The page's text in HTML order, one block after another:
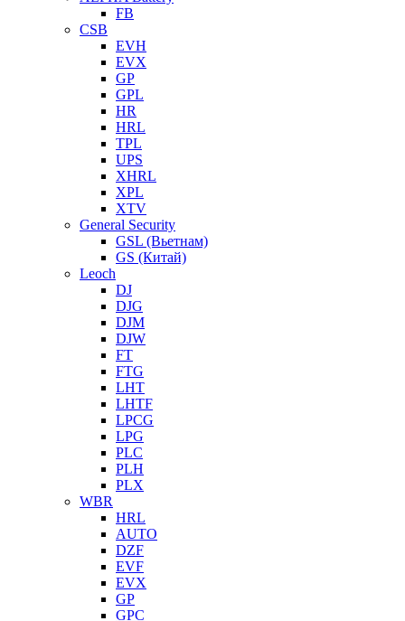
FB
CSB
EVH
EVX
GP
GPL
HR
HRL
TPL
UPS
XHRL
XPL
XTV
General Security
GSL (Вьетнам)
GS (Китай)
Leoch
DJ
DJG
DJM
DJW
FT
FTG
LHT
LHTF
LPCG
LPG
PLC
PLH
PLX
WBR
HRL
AUTO
DZF
EVF
EVX
GP
GPC